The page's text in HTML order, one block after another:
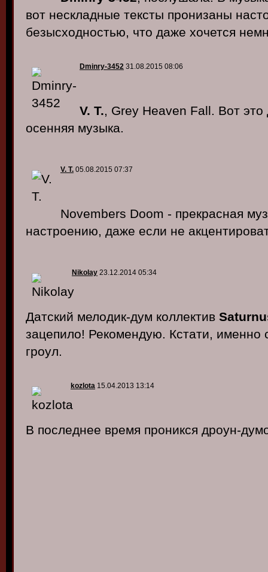
вот нескладные тексты пронизаны
безысходностью, что даже хочется
Dminry-3452 31.08.2015 08:06
V. T., Grey Heaven Fall. Вот это
осенняя музыка.
V. T. 05.08.2015 07:37
Novembers Doom - прекрасная
настроению, даже если не
Nikolay 23.12.2014 05:34
Датский мелодик-дум коллектив
зацепило! Рекомендую. Кстати, именно
гроул.
kozlota 15.04.2013 13:14
В последнее время проникся дроун-